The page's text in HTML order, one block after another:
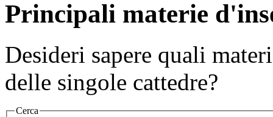
Principali materie
Desideri sapere quali
delle singole cattedre?
Cerca